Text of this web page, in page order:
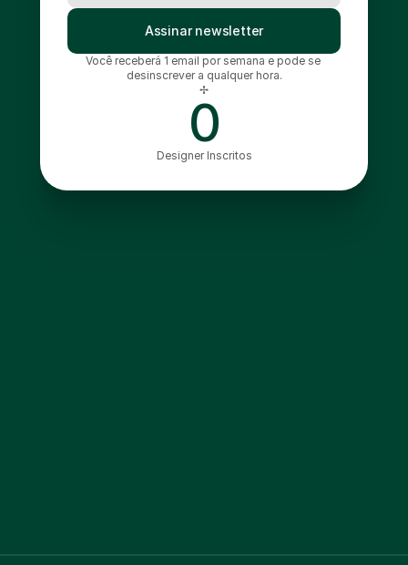
Assinar newsletter
Você receberá 1 email por semana e pode se
desinscrever a qualquer hora.
✢
0
Designer Inscritos